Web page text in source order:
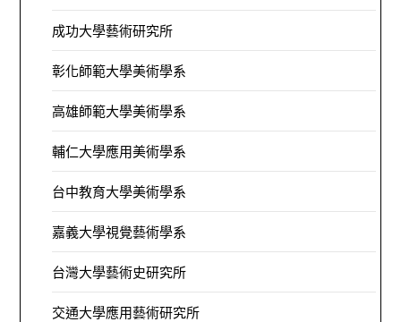
成功大學藝術研究所
彰化師範大學美術學系
高雄師範大學美術學系
輔仁大學應用美術學系
台中教育大學美術學系
嘉義大學視覺藝術學系
台灣大學藝術史研究所
交通大學應用藝術研究所